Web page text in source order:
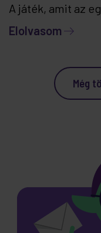
A játék, amit az
Elolvasom
Még